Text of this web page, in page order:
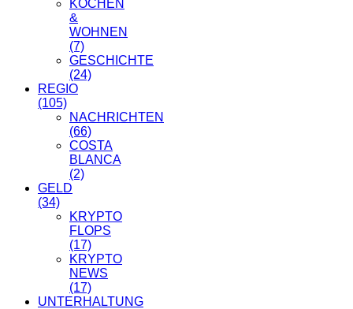
KOCHEN
&
WOHNEN
(7)
GESCHICHTE
(24)
REGIO
(105)
NACHRICHTEN
(66)
COSTA
BLANCA
(2)
GELD
(34)
KRYPTO
FLOPS
(17)
KRYPTO
NEWS
(17)
UNTERHALTUNG